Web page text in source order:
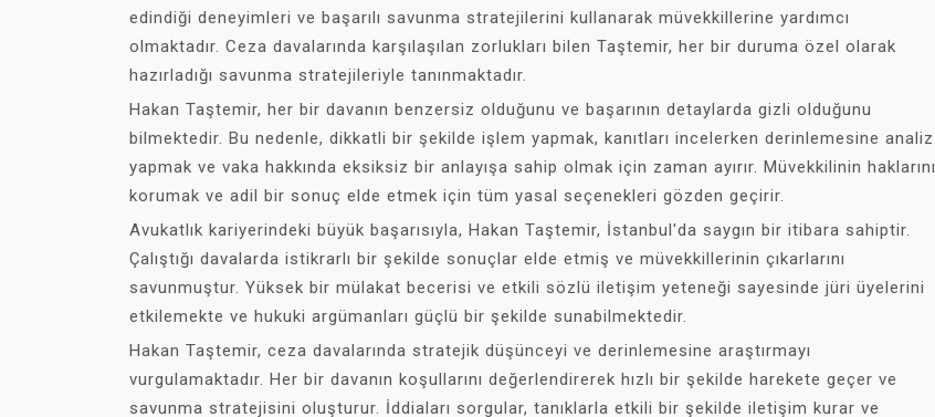
edindiği deneyimleri ve başarılı savunma stratejilerini kullanarak müvekkillerine yardımcı
olmaktadır. Ceza davalarında karşılaşılan zorlukları bilen Taştemir, her bir duruma özel olarak
hazırladığı savunma stratejileriyle tanınmaktadır.
Hakan Taştemir, her bir davanın benzersiz olduğunu ve başarının detaylarda gizli olduğunu
bilmektedir. Bu nedenle, dikkatli bir şekilde işlem yapmak, kanıtları incelerken derinlemesine analiz
yapmak ve vaka hakkında eksiksiz bir anlayışa sahip olmak için zaman ayırır. Müvekkilinin haklarını
korumak ve adil bir sonuç elde etmek için tüm yasal seçenekleri gözden geçirir.
Avukatlık kariyerindeki büyük başarısıyla, Hakan Taştemir, İstanbul'da saygın bir itibara sahiptir.
Çalıştığı davalarda istikrarlı bir şekilde sonuçlar elde etmiş ve müvekkillerinin çıkarlarını
savunmuştur. Yüksek bir mülakat becerisi ve etkili sözlü iletişim yeteneği sayesinde jüri üyelerini
etkilemekte ve hukuki argümanları güçlü bir şekilde sunabilmektedir.
Hakan Taştemir, ceza davalarında stratejik düşünceyi ve derinlemesine araştırmayı
vurgulamaktadır. Her bir davanın koşullarını değerlendirerek hızlı bir şekilde harekete geçer ve
savunma stratejisini oluşturur. İddiaları sorgular, tanıklarla etkili bir şekilde iletişim kurar ve